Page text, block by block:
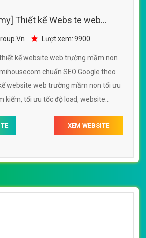
Thiết kế Website web
-
Lượt xem: 9900
kế website web trường mầm non
chuẩn SEO Google theo
website web trường mầm non tối ưu
kiếm, tối ưu tốc độ load, website
mầm non
XEM WEBSITE